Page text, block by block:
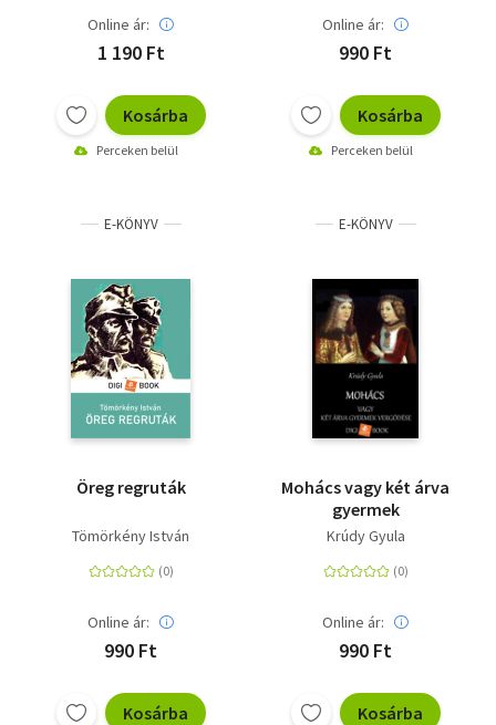
Online ár:
1 190 Ft
Kosárba
Perceken belül
Online ár:
990 Ft
Kosárba
Perceken belül
E-KÖNYV
Öreg regruták
Tömörkény István
Online ár:
990 Ft
Kosárba
E-KÖNYV
Mohács vagy két árva
gyermek
Krúdy Gyula
Online ár:
990 Ft
Kosárba